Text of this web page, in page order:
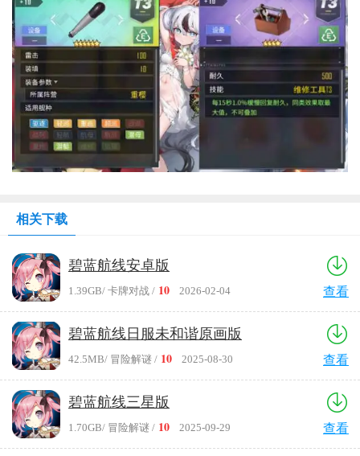
相关下载
碧蓝航线安卓版
1.39GB/ 卡牌对战 / 10 2026-02-04 查看
碧蓝航线日服未和谐原画版
42.5MB/ 冒险解谜 / 10 2025-08-30 查看
碧蓝航线三星版
1.70GB/ 冒险解谜 / 10 2025-09-29 查看